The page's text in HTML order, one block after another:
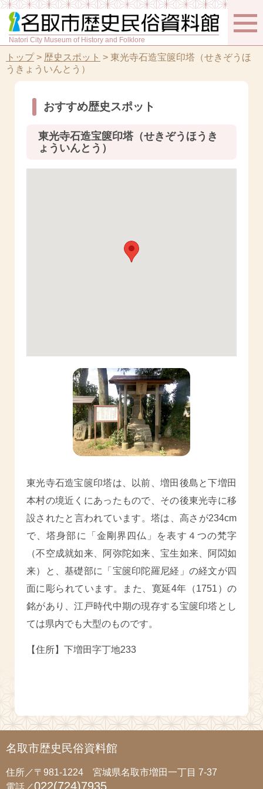
Natori City Museum of History and Folklore
トップ> 歴史スポット > 東光寺石造宝篋印塔（せきぞうほ
うきょういんとう）
おすすめ歴史スポット
東光寺石造宝篋印塔（せきぞうほうき
ょういんとう）
東光寺石造宝篋印塔は、以前、増田後島と下増田
本村の境近くにあったもので、その後東光寺に移
設されたと言われています。塔は、高さが234cm
で、塔身部に「金剛界四仏」を表す４つの梵字
（不空成就如来、阿弥陀如来、宝生如来、阿閦如
来）と、基礎部に「宝篋印陀羅尼経」の経文が四
面に彫られています。また、寛延4年（1751）の
銘があり、江戸時代中期の現存する宝篋印塔とし
ては県内でも大型のものです。
【住所】下増田字丁地233
名取市歴史民俗資料館
住所／〒981-1224 宮城県名取市増田一丁目 7-37
電話／022(724)7935